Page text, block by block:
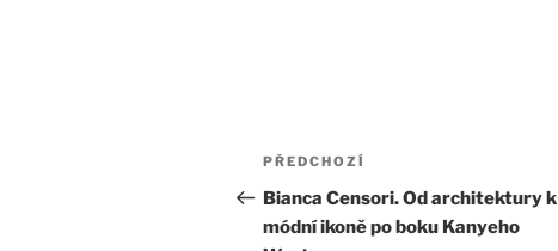
Navigace
pro
příspěvek
Předchozí
příspěvek
PŘEDCHOZÍ
Bianca Censori. Od architektury k
módní ikoně po boku Kanyeho